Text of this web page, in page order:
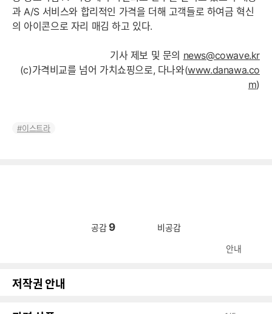
과 A/S 서비스와 합리적인 가격을 더해 고객들로 하여금 혁신
의 아이콘으로 자리 매김 하고 있다.
기사 제보 및 문의 news@cowave.kr
(c)가격비교를 넘어 가치쇼핑으로, 다나와(www.danawa.co
m)
이스트라
공감 9 비공감
안내
저작권 안내